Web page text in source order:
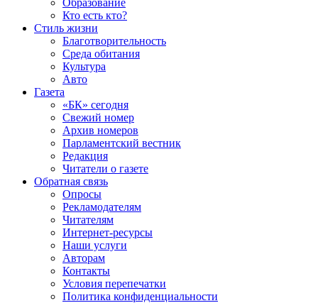
Образование
Кто есть кто?
Стиль жизни
Благотворительность
Среда обитания
Культура
Авто
Газета
«БК» сегодня
Свежий номер
Архив номеров
Парламентский вестник
Редакция
Читатели о газете
Обратная связь
Опросы
Рекламодателям
Читателям
Интернет-ресурсы
Наши услуги
Авторам
Контакты
Условия перепечатки
Политика конфиденциальности